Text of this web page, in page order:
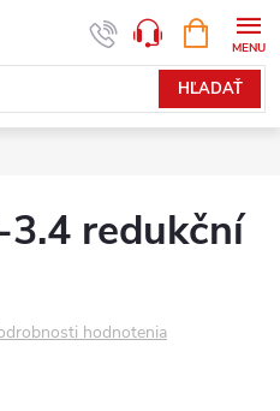
HĽADAŤ
KOŠÍK
redukční
hodnotenia